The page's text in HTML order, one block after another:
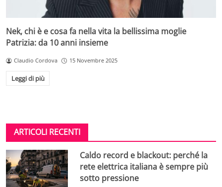
Nek, chi è e cosa fa nella vita la bellissima moglie
Patrizia: da 10 anni insieme
Claudio Cordova 15 Novembre 2025
Leggi di più
ARTICOLI RECENTI
Caldo record e blackout: perché la
rete elettrica italiana è sempre più
sotto pressione